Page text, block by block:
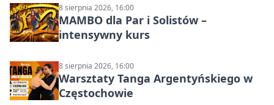
8 sierpnia 2026, 16:00
MAMBO dla Par i Solistów –
intensywny kurs
8 sierpnia 2026, 16:00
Warsztaty Tanga Argentyńskiego w
Częstochowie